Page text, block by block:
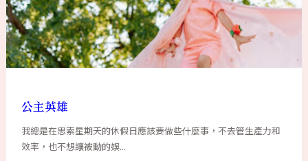
公主英雄
我總是在思索星期天的休假日應該要做些什麼事，不去管生產力和
效率，也不想讓被動的娛...